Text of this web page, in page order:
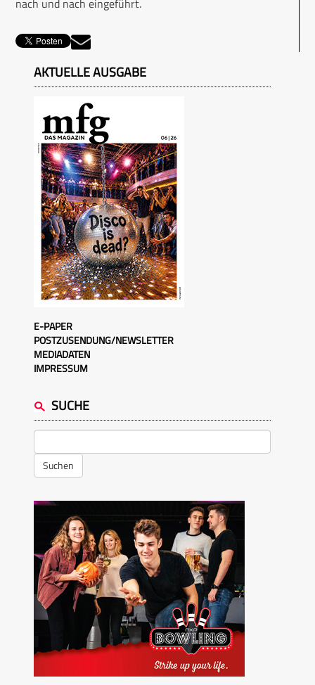
nach und nach eingeführt.
AKTUELLE AUSGABE
E-PAPER
POSTZUSENDUNG/NEWSLETTER
MEDIADATEN
IMPRESSUM
SUCHE
Suchen